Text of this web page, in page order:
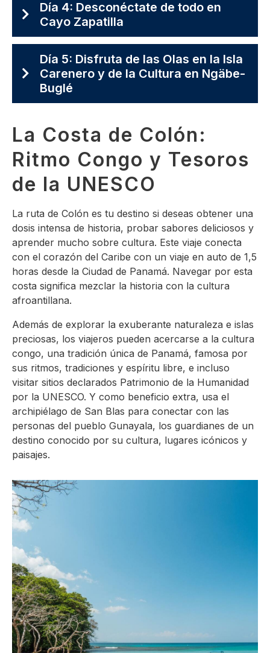
Día 4: Desconéctate de todo en
Cayo Zapatilla
Día 5: Disfruta de las Olas en la Isla
Carenero y de la Cultura en Ngäbe-
Buglé
La Costa de Colón:
Ritmo Congo y Tesoros
de la UNESCO
La ruta de Colón es tu destino si deseas obtener una
dosis intensa de historia, probar sabores deliciosos y
aprender mucho sobre cultura. Este viaje conecta
con el corazón del Caribe con un viaje en auto de 1,5
horas desde la Ciudad de Panamá. Navegar por esta
costa significa mezclar la historia con la cultura
afroantillana.
Además de explorar la exuberante naturaleza e islas
preciosas, los viajeros pueden acercarse a la cultura
congo, una tradición única de Panamá, famosa por
sus ritmos, tradiciones y espíritu libre, e incluso
visitar sitios declarados Patrimonio de la Humanidad
por la UNESCO. Y como beneficio extra, usa el
archipiélago de San Blas para conectar con las
personas del pueblo Gunayala, los guardianes de un
destino conocido por su cultura, lugares icónicos y
paisajes.